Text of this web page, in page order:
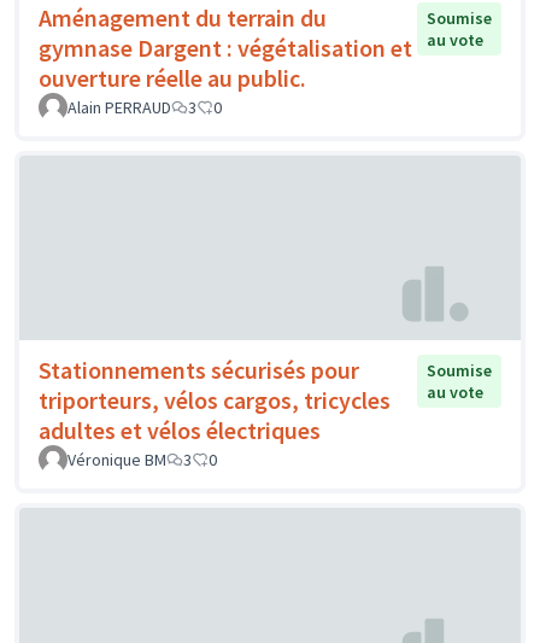
Aménagement du terrain du
gymnase Dargent : végétalisation et
ouverture réelle au public.
Soumise
au vote
Alain PERRAUD 3 0
Stationnements sécurisés pour
triporteurs, vélos cargos, tricycles
adultes et vélos électriques
Soumise
au vote
Véronique BM 3 0